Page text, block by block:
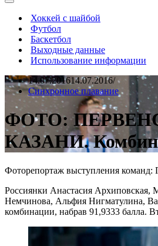
Меню
навигацииХоккей с шайбой
Футбол
Баскетбол
Выходные данные
Использование информации
14.07.201614.07.2016
Синхронное плавание
ФОТО:
КАЗАНИ.
Фоторепортаж выступления команд:
Россиянки Анастасия
Немчинова, Альфия Нигматулина,
комбинации, набрав 91,9333 балла.